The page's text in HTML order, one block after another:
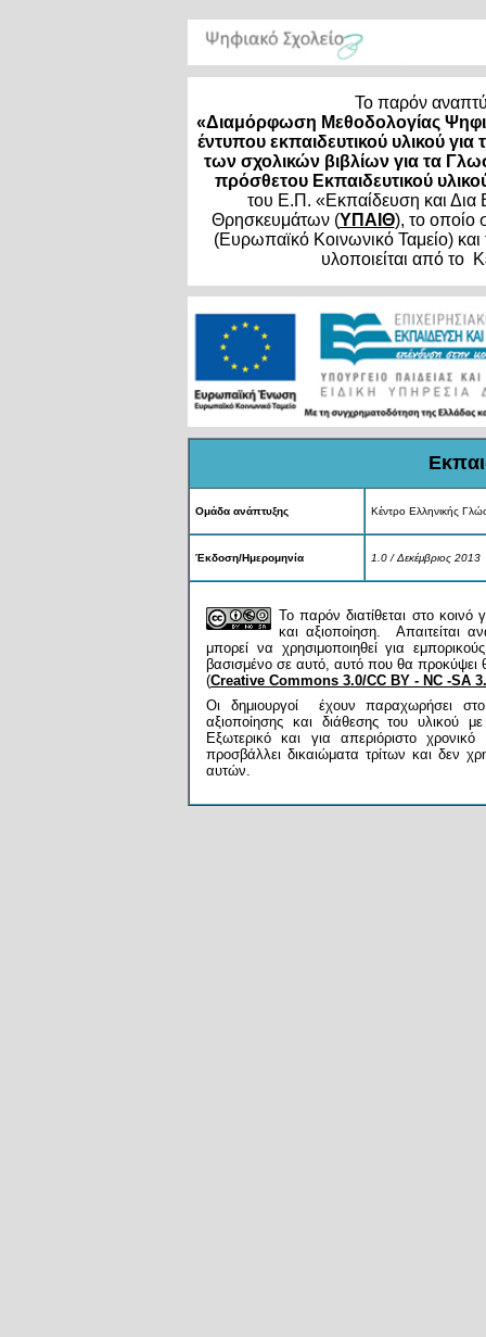
Το παρόν
«Διαμόρφωση Μεθοδολογίας
έντυπου εκπαιδευτικού υλικού
των σχολικών βιβλίων για τα
πρόσθετου Εκπαιδευτικού
του Ε.Π. «Εκπαίδευση και Δια
Θρησκευμάτων (ΥΠΑΙΘ), το οποίο
(Ευρωπαϊκό Κοινωνικό Ταμείο)
υλοποιείται από το
Ομάδα ανάπτυξης Κέντρο Ελληνικής
Έκδοση/Ημερομηνία 1.0 / Δεκέμβριος 2013
Το παρόν διατίθεται στο
και αξιοποίηση. Απαιτείται
μπορεί να χρησιμοποιηθεί για
βασισμένο σε αυτό, αυτό που θα προκύψει
(Creative Commons 3.0/CC BY - NC -SA
Οι δημιουργοί έχουν παραχωρήσει
αξιοποίησης και διάθεσης του υλικού
Εξωτερικό και για απεριόριστο
προσβάλλει δικαιώματα τρίτων και δεν
αυτών.